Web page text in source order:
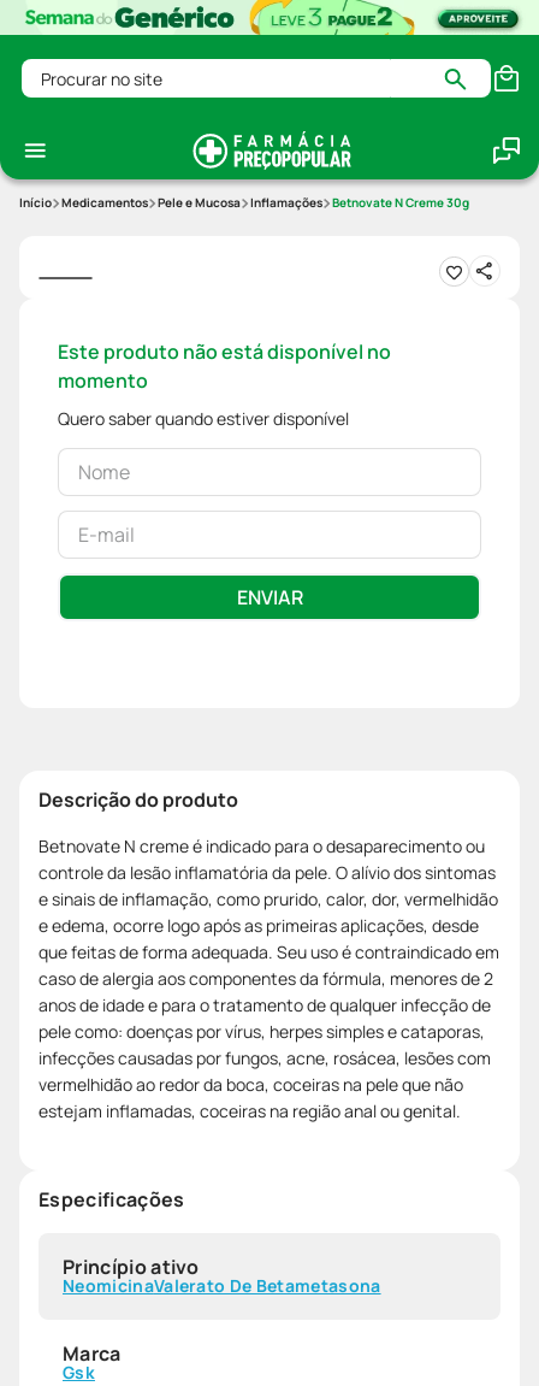
Procurar no site
Medicamentos Pele e Mucosa Inflamações Betnovate N Creme 30g
Este produto não está disponível no
momento
Quero saber quando estiver disponível
ENVIAR
Descrição do produto
Betnovate N creme é indicado para o desaparecimento ou
controle da lesão inflamatória da pele. O alívio dos sintomas
e sinais de inflamação, como prurido, calor, dor, vermelhidão
e edema, ocorre logo após as primeiras aplicações, desde
que feitas de forma adequada. Seu uso é contraindicado em
caso de alergia aos componentes da fórmula, menores de 2
anos de idade e para o tratamento de qualquer infecção de
pele como: doenças por vírus, herpes simples e cataporas,
infecções causadas por fungos, acne, rosácea, lesões com
vermelhidão ao redor da boca, coceiras na pele que não
estejam inflamadas, coceiras na região anal ou genital.
Especificações
Princípio ativo
NeomicinaValerato De Betametasona
Marca
Gsk